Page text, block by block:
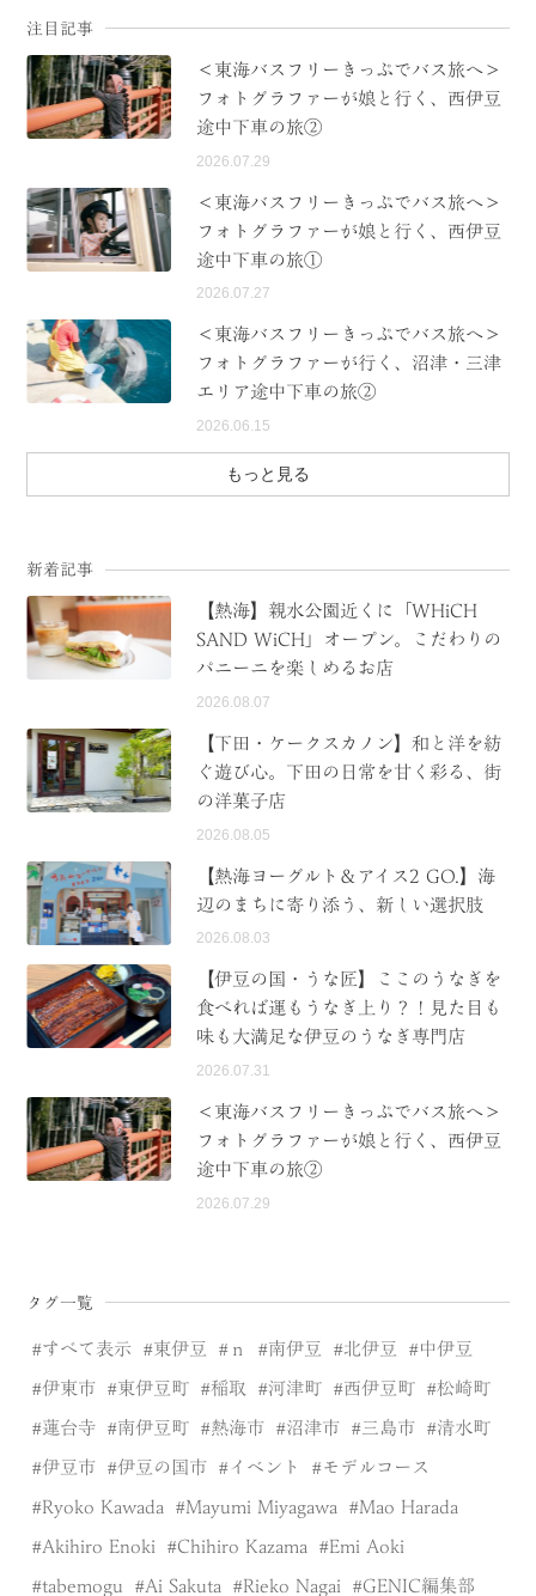
注目記事
＜東海バスフリーきっぷでバス旅へ＞
フォトグラファーが娘と行く、西伊豆
途中下車の旅②
2026.07.29
＜東海バスフリーきっぷでバス旅へ＞
フォトグラファーが娘と行く、西伊豆
途中下車の旅①
2026.07.27
＜東海バスフリーきっぷでバス旅へ＞
フォトグラファーが行く、沼津・三津
エリア途中下車の旅②
2026.06.15
もっと見る
新着記事
【熱海】親水公園近くに「WHiCH
SAND WiCH」オープン。こだわりの
パニーニを楽しめるお店
2026.08.07
【下田・ケークスカノン】和と洋を紡
ぐ遊び心。下田の日常を甘く彩る、街
の洋菓子店
2026.08.05
【熱海ヨーグルト＆アイス2 GO.】海
辺のまちに寄り添う、新しい選択肢
2026.08.03
【伊豆の国・うな匠】ここのうなぎを
食べれば運もうなぎ上り？！見た目も
味も大満足な伊豆のうなぎ専門店
2026.07.31
＜東海バスフリーきっぷでバス旅へ＞
フォトグラファーが娘と行く、西伊豆
途中下車の旅②
2026.07.29
タグ一覧
すべて表示 東伊豆 ｎ 南伊豆 北伊豆 中伊豆
伊東市 東伊豆町 稲取 河津町 西伊豆町 松崎町
蓮台寺 南伊豆町 熱海市 沼津市 三島市 清水町
伊豆市 伊豆の国市 イベント モデルコース
Ryoko Kawada Mayumi Miyagawa Mao Harada
Akihiro Enoki Chihiro Kazama Emi Aoki
tabemogu Ai Sakuta Rieko Nagai GENIC編集部